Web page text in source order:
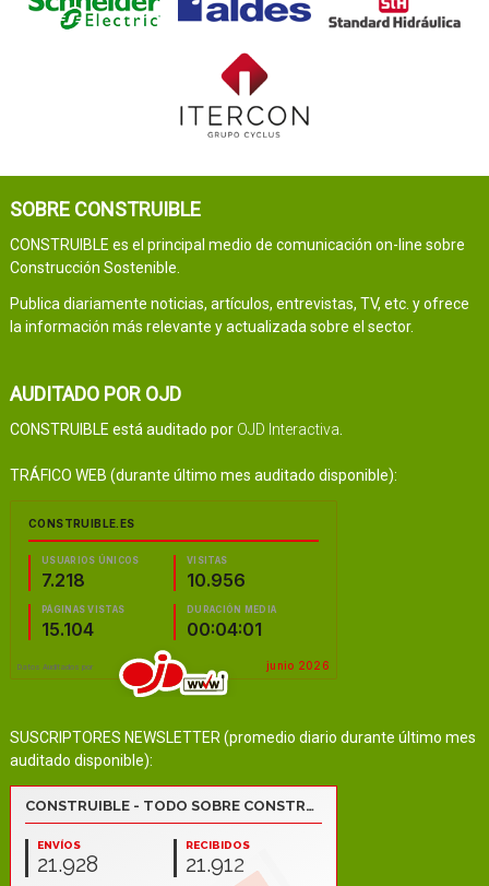
SOBRE CONSTRUIBLE
CONSTRUIBLE es el principal medio de comunicación on-line sobre
Construcción Sostenible.
Publica diariamente noticias, artículos, entrevistas, TV, etc. y ofrece
la información más relevante y actualizada sobre el sector.
AUDITADO POR OJD
CONSTRUIBLE está auditado por OJD Interactiva
TRÁFICO WEB (durante último mes auditado disponible):
SUSCRIPTORES NEWSLETTER (promedio diario durante último mes
auditado disponible):